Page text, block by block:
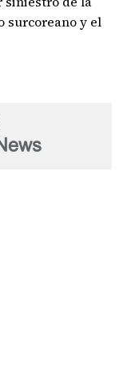
surcoreano y el